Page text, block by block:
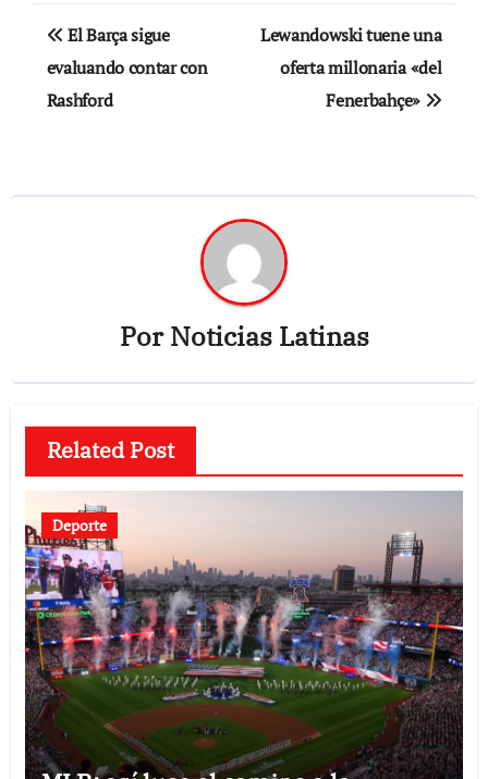
Navegación
de
entradas
El Barça sigue
evaluando contar con
Rashford
Lewandowski tuene una
oferta millonaria «del
Fenerbahçe»
PorNoticias Latinas
Related Post
Deporte